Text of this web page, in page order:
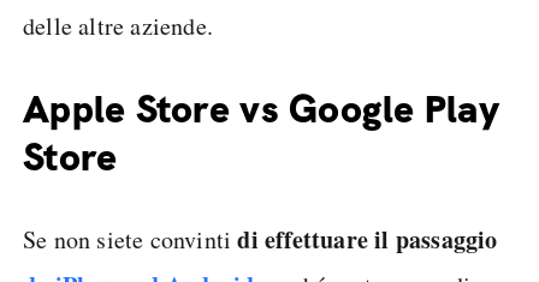
delle altre aziende.
Apple Store vs Google Play
Store
Se non siete convintidi effettuare il passaggio